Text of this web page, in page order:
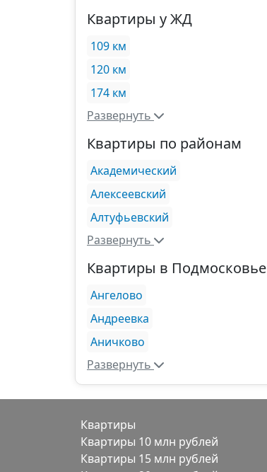
Квартиры у ЖД
109 км
120 км
174 км
Развернуть
Квартиры по районам
Академический
Алексеевский
Алтуфьевский
Развернуть
Квартиры в Подмосковье
Ангелово
Андреевка
Аничково
Развернуть
Квартиры
Квартиры 10 млн рублей
Квартиры 15 млн рублей